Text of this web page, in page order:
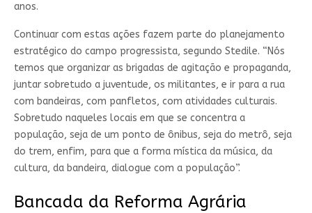
anos.
Continuar com estas ações fazem parte do planejamento
estratégico do campo progressista, segundo Stedile. “Nós
temos que organizar as brigadas de agitação e propaganda,
juntar sobretudo a juventude, os militantes, e ir para a rua
com bandeiras, com panfletos, com atividades culturais.
Sobretudo naqueles locais em que se concentra a
população, seja de um ponto de ônibus, seja do metrô, seja
do trem, enfim, para que a forma mística da música, da
cultura, da bandeira, dialogue com a população”.
Bancada da Reforma Agrária